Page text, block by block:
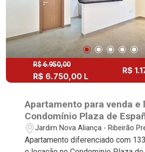
Lançamentos! Avenida João Fiúsa, 1051 - Alto da
Boa Vista | Ribeirão Preto.
R$ 6.950,00
R$ 6.750,00 L
R$
Apartamento para venda e
Condomínio Plaza de
ao Ribeirão Shopping -
Preto/SP.
Jardim Nova Aliança - Ribeirão
Apartamento diferenciado com